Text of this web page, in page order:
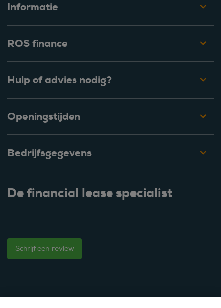
Informatie
ROS finance
Hulp of advies nodig?
Openingstijden
Bedrijfsgegevens
De financial lease specialist
Schrijf een review